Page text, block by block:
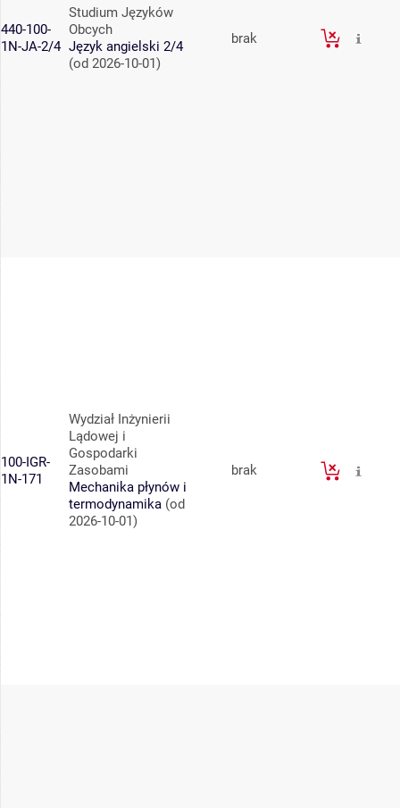
440-100-
1N-JA-2/4
Studium Języków
Obcych
Język angielski 2/4
(od 2026-10-01)
brak
100-IGR-
1N-171
Wydział Inżynierii
Lądowej i
Gospodarki
Zasobami
Mechanika płynów i
termodynamika (od
2026-10-01)
brak